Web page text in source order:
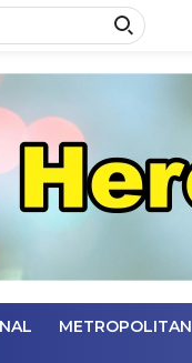
METROPOLITAN